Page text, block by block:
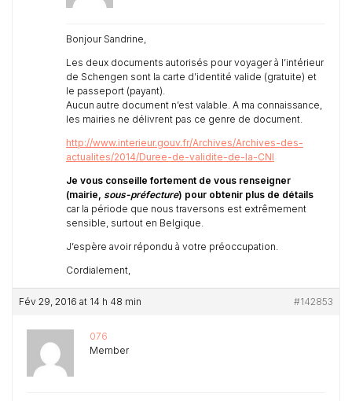
Bonjour Sandrine,
Les deux documents autorisés pour voyager à l’intérieur
de Schengen sont la carte d’identité valide (gratuite) et
le passeport (payant).
Aucun autre document n’est valable. A ma connaissance,
les mairies ne délivrent pas ce genre de document.
http://www.interieur.gouv.fr/Archives/Archives-des-
actualites/2014/Duree-de-validite-de-la-CNI
Je vous conseille fortement de vous renseigner
(mairie, sous-préfecture) pour obtenir plus de détails
car la période que nous traversons est extrêmement
sensible, surtout en Belgique.
J’espère avoir répondu à votre préoccupation.
Cordialement,
Fév 29, 2016 at 14 h 48 min #142853
076
Member